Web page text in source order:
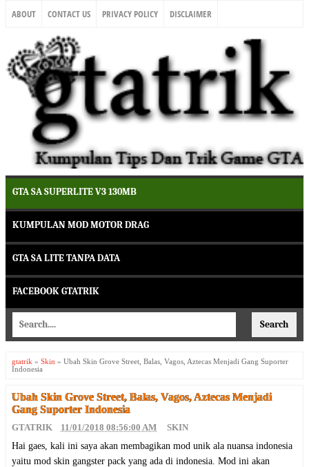
ABOUT CONTACT US PRIVACY POLICY DISCLAIMER
GTA SA SUPERLITE V3 130MB
KUMPULAN MOD MOTOR DRAG
GTA SA LITE TANPA DATA
FACEBOOK GTATRIK
gtatrik » Skin » Ubah Skin Grove Street, Balas, Vagos, Aztecas Menjadi Gang Suporter
Indonesia
Ubah Skin Grove Street, Balas, Vagos, Aztecas Menjadi
Gang Suporter Indonesia
GTATRIK 11/01/2018 08:56:00 AM
SKIN
Hai gaes, kali ini saya akan membagikan mod unik ala nuansa indonesia
yaitu mod skin gangster pack yang ada di indonesia. Mod ini akan